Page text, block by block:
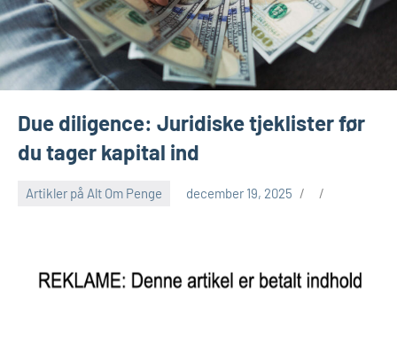
Due diligence: Juridiske tjeklister før
du tager kapital ind
Artikler på Alt Om Penge december 19, 2025